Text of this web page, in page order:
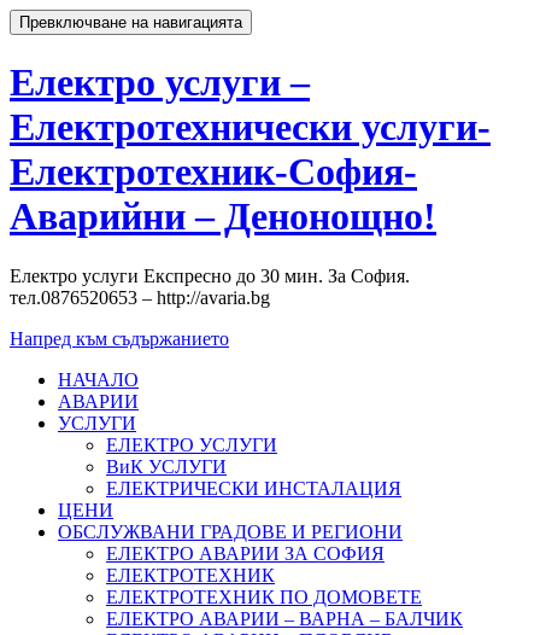
Превключване на навигацията
Електро услуги –
Електротехнически услуги-
Електротехник-София-
Аварийни – Денонощно!
Електро услуги Експресно до 30 мин. За София.
тел.0876520653 – http://avaria.bg
Напред към съдържанието
НАЧАЛО
АВАРИИ
УСЛУГИ
ЕЛЕКТРО УСЛУГИ
ВиК УСЛУГИ
ЕЛЕКТРИЧЕСКИ ИНСТАЛАЦИЯ
ЦЕНИ
ОБСЛУЖВАНИ ГРАДОВЕ И РЕГИОНИ
ЕЛЕКТРО АВАРИИ ЗА СОФИЯ
ЕЛЕКТРОТЕХНИК
ЕЛЕКТРОТЕХНИК ПО ДОМОВЕТЕ
ЕЛЕКТРО АВАРИИ – ВАРНА – БАЛЧИК